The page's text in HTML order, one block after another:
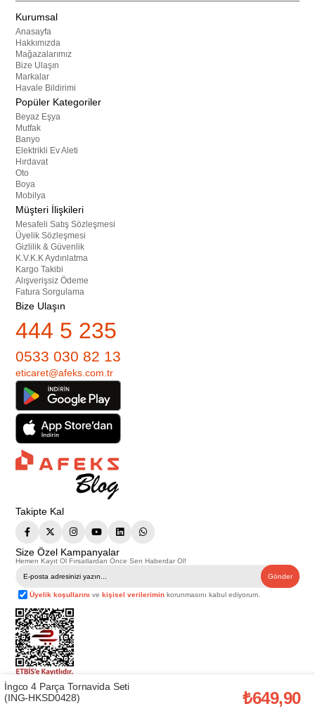
Kurumsal
Anasayfa
Hakkımızda
Mağazalarımız
Bize Ulaşın
Markalar
Havale Bildirimi
Popüler Kategoriler
Beyaz Eşya
Mutfak
Banyo
Elektrikli Ev Aleti
Hırdavat
Oto
Boya
Mobilya
Müşteri İlişkileri
Mesafeli Satış Sözleşmesi
Üyelik Sözleşmesi
Gizlilik & Güvenlik
K.V.K.K Aydınlatma
Kargo Takibi
Alışverişsiz Ödeme
Fatura Sorgulama
Bize Ulaşın
444 5 235
0533 030 82 13
eticaret@afeks.com.tr
Takipte Kal
Size Özel Kampanyalar
Hemen Kayıt Ol Fırsatlardan Önce Sen Haberdar Ol!
Gönder
Üyelik koşullarını vekişisel verilerimin korunmasını kabul ediyorum.
Telif Hakkı © 2026Afeks Yapı Market
. Tüm hakları saklıdır.
Bu web sitesindeki tüm ürünler ticari amaçlıdır. Web sitemizde yer alan
görsel ve yazılı içerikler firmamıza ait olup, firmamızın yazılı izni alınmadan
İngco 4 Parça Tornavida Seti
(ING-HKSD0428)
₺649,90